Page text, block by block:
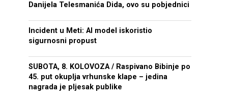
Danijela Telesmanića Dida, ovo su pobjednici
Incident u Meti: AI model iskoristio
sigurnosni propust
SUBOTA, 8. KOLOVOZA / Raspivano Bibinje po
45. put okuplja vrhunske klape – jedina
nagrada je pljesak publike